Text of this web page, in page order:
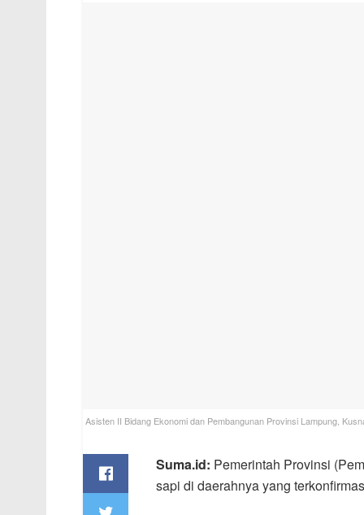
Asisten II Bidang Ekonomi dan Pembangunan Provinsi Lampung,
Suma.id: Pemerintah Provinsi
sapi di daerahnya yang